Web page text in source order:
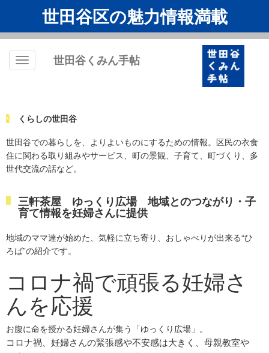
世田谷区の魅力情報満載
Toggle
世田谷くみん手帖
くらしの世田谷
世田谷での暮らしを、よりよいものにするための情報。区民の衣食
住に関わる取り組みやサービス、町の景観、子育て、町づくり、多
世代交流の話など。
三軒茶屋 ゆっくり広場 地域とのつながり・子
育て情報を妊婦さんに提供
地域のママ達が始めた、気軽に立ち寄り、おしゃべりが出来る“ひ
ろば”の紹介です。
コロナ禍で頑張る妊婦さ
んを応援
お腹に命を授かる妊婦さんが集う「ゆっくり広場」。
コロナ禍、妊婦さんの緊張感や不安感は大きく、母親教室や